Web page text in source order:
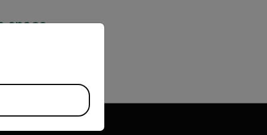
spaceversion of our website.